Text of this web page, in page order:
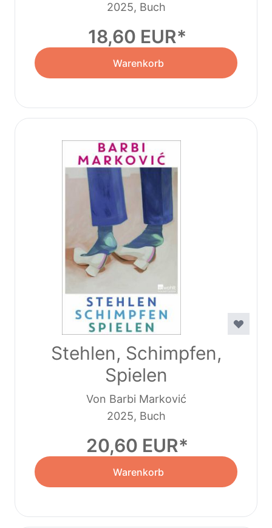
2025, Buch
18,60 EUR
Warenkorb
Stehlen, Schimpfen,
Spielen
Von Barbi Marković
2025, Buch
20,60 EUR
Warenkorb